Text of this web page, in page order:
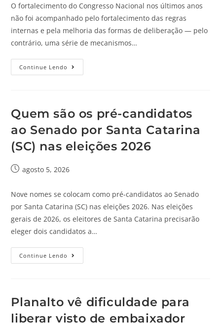
O fortalecimento do Congresso Nacional nos últimos anos
não foi acompanhado pelo fortalecimento das regras
internas e pela melhoria das formas de deliberação — pelo
contrário, uma série de mecanismos…
Continue Lendo
Quem são os pré-candidatos
ao Senado por Santa Catarina
(SC) nas eleições 2026
agosto 5, 2026
Nove nomes se colocam como pré-candidatos ao Senado
por Santa Catarina (SC) nas eleições 2026. Nas eleições
gerais de 2026, os eleitores de Santa Catarina precisarão
eleger dois candidatos a…
Continue Lendo
Planalto vê dificuldade para
liberar visto de embaixador